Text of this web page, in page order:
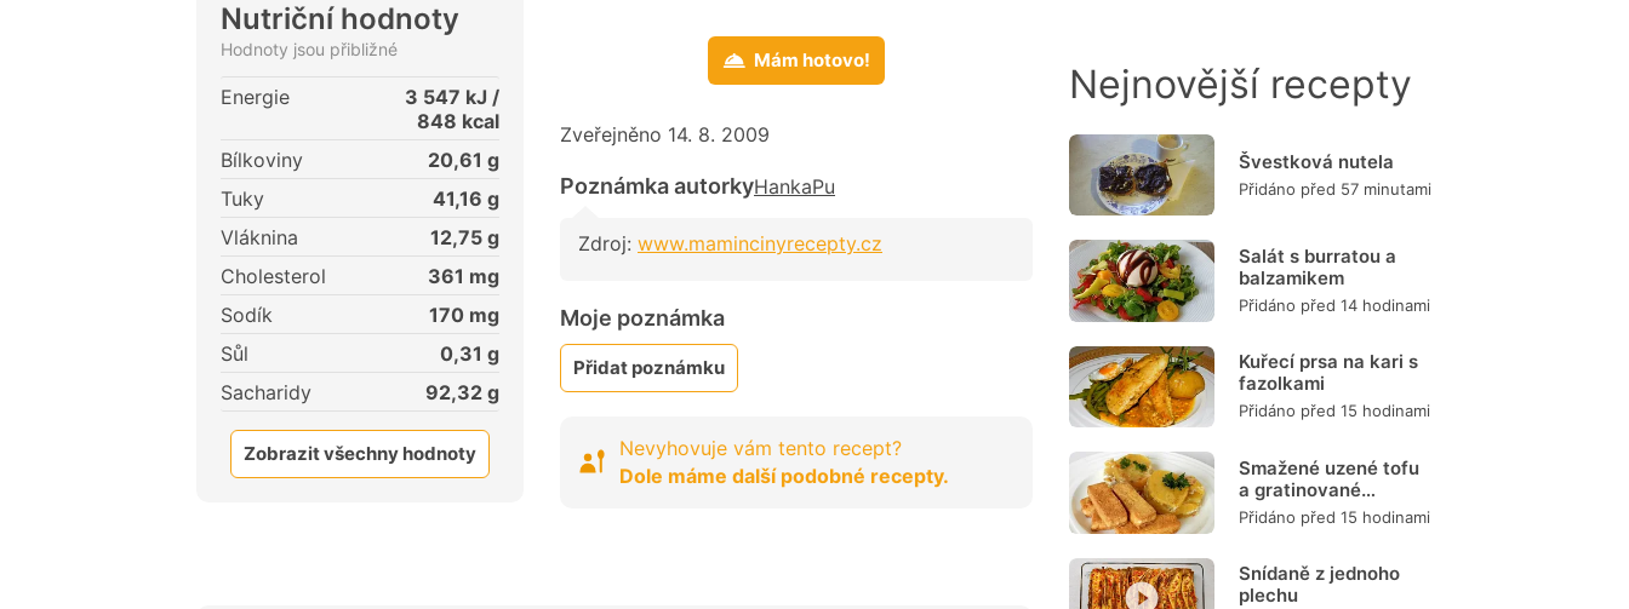
Nutriční hodnoty
Hodnoty jsou přibližné
Energie 3 547 kJ /
848 kcal
Bílkoviny
20,61 g
Tuky
41,16 g
Vláknina
12,75 g
Cholesterol
361 mg
Sodík
170 mg
Sůl
0,31 g
Sacharidy
92,32 g
Zobrazit všechny hodnoty
Mám hotovo!
Zveřejněno 14. 8. 2009
Poznámka autorkyHankaPu
Zdroj: www.mamincinyrecepty.cz
Moje poznámka
Přidat poznámku
Nevyhovuje vám tento recept?
Dole máme další podobné recepty.
Nejnovější recepty
Švestková nutela
Přidáno před 57 minutami
Salát s burratou a
balzamikem
Přidáno před 14 hodinami
Kuřecí prsa na kari s
fazolkami
Přidáno před 15 hodinami
Smažené uzené tofu
a gratinované
brambory
Přidáno před 15 hodinami
Snídaně z jednoho
plechu